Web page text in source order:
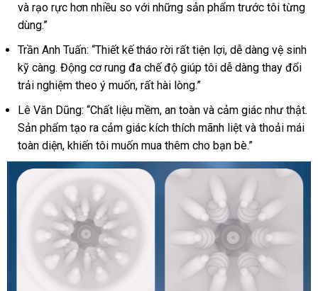
Đầu
S-
Hande
Spirit
Bomb
Kích
Thích
Cực
Mạnh
và rạo rực hơn nhiều so với những sản phẩm trước tôi từng
dùng.”
Trần Anh Tuấn: “Thiết kế tháo rời rất tiện lợi, dễ dàng vệ sinh
kỹ càng. Động cơ rung đa chế độ giúp tôi dễ dàng thay đổi
trải nghiệm theo ý muốn, rất hài lòng.”
Lê Văn Dũng: “Chất liệu mềm, an toàn và cảm giác như thật.
Sản phẩm tạo ra cảm giác kích thích mãnh liệt và thoải mái
toàn diện, khiến tôi muốn mua thêm cho bạn bè.”